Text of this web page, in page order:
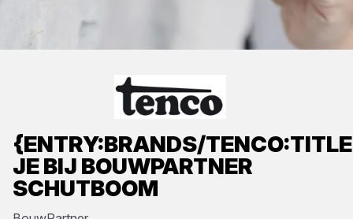
{ENTRY:BRANDS/
JE BIJ BOUWPARTNER
SCHUTBOOM